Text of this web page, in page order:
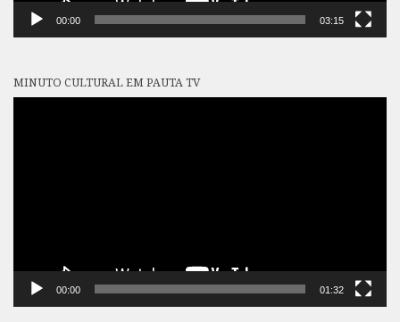
00:00 03:15
MINUTO CULTURAL EM PAUTA TV
00:00 01:32